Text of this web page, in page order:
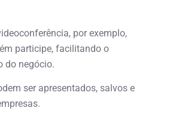
por exemplo,
participe, facilitando o
do negócio.
ser apresentados, salvos e